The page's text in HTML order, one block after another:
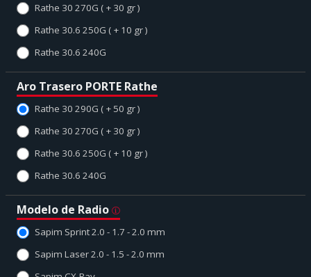
Rathe 30 270G ( + 30 gr )
Rathe 30.6 250G ( + 10 gr )
Rathe 30.6 240G
Aro Trasero PORTE Rathe
Rathe 30 290G ( + 50 gr )
Rathe 30 270G ( + 30 gr )
Rathe 30.6 250G ( + 10 gr )
Rathe 30.6 240G
Modelo de Radio
Sapim Sprint 2.0 - 1.7 - 2.0 mm
Sapim Laser 2.0 - 1.5 - 2.0 mm